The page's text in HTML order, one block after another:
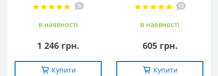
5
в наявностi
1 246 грн.
Купити
13
в наявностi
605 грн.
Купити